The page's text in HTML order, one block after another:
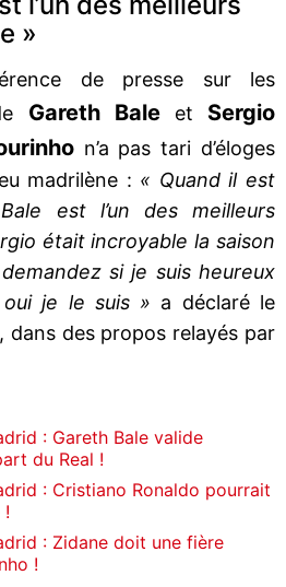
»
de presse sur les
Gareth Baleet Sergio
n’a pas tari d’éloges
madrilène : « Quand il est
est l’un des meilleurs
était incroyable la saison
si je suis heureux
oui je le suis » a déclaré le
des propos relayés par
: Gareth Bale valide
du Real !
: Cristiano Ronaldo pourrait
!
: Zidane doit une fière
!